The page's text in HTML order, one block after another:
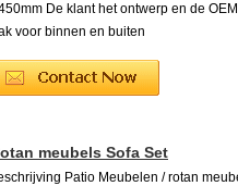
De klant het ontwerp en de
voor binnen en buiten
meubels Sofa Set
Patio Meubelen / rotan